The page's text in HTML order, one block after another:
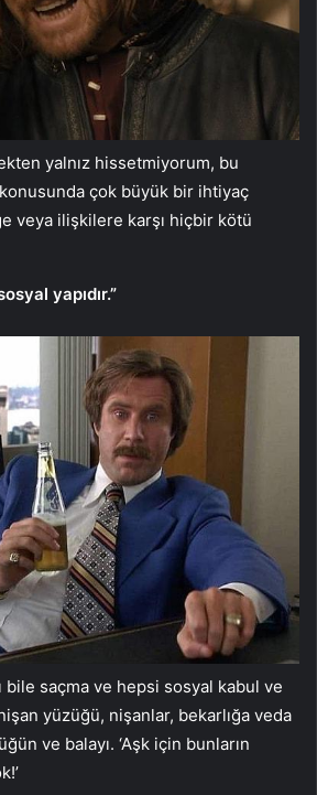
yalnız hissetmiyorum, bu
çok büyük bir ihtiyaç
veya ilişkilere karşı hiçbir kötü
yapıdır.”
bile saçma ve hepsi sosyal kabul ve
yüzüğü, nişanlar, bekarlığa veda
ve balayı. ‘Aşk için bunların